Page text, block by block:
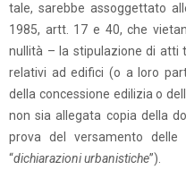
tale, sarebbe assoggettato
1985, artt. 17 e 40, che
nullità – la stipulazione di atti
relativi ad edifici (o a loro
della concessione edilizia o
non sia allegata copia della
prova del versamento
“dichiarazioni urbanistiche”).